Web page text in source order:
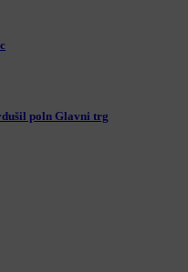
poln Glavni trg